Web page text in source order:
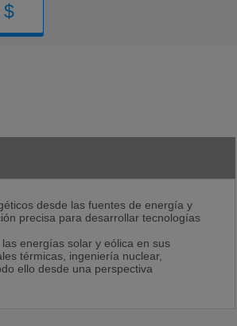
$
desde las fuentes de energía y
precisa para desarrollar tecnologías
energías solar y eólica en sus
térmicas, ingeniería nuclear,
ello desde una perspectiva